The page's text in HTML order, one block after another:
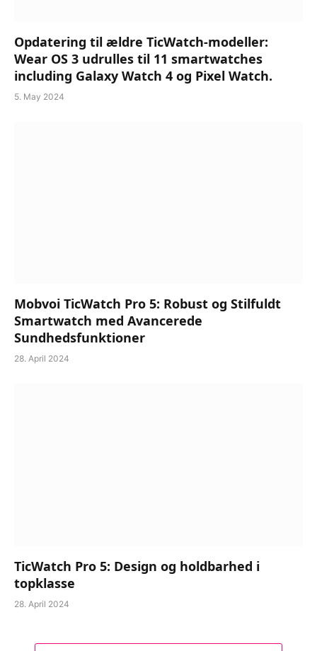
Opdatering til ældre TicWatch-modeller:
Wear OS 3 udrulles til 11 smartwatches
including Galaxy Watch 4 og Pixel Watch.
5. May 2024
Mobvoi TicWatch Pro 5: Robust og Stilfuldt
Smartwatch med Avancerede
Sundhedsfunktioner
28. April 2024
TicWatch Pro 5: Design og holdbarhed i
topklasse
28. April 2024